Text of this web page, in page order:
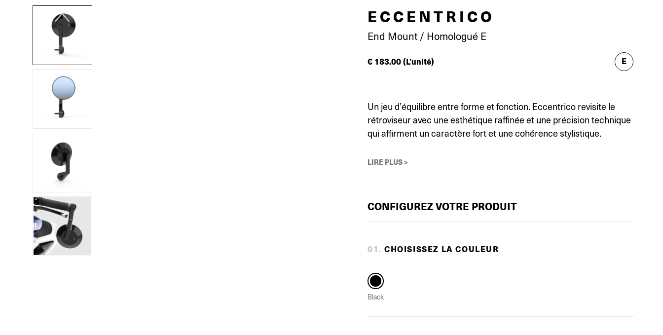
ECCENTRICO
End Mount / Homologué E
€ 183.00(L’unité) E
Un jeu d’équilibre entre forme et fonction. Eccentrico revisite le
rétroviseur avec une esthétique raffinée et une précision technique
qui affirment un caractère fort et une cohérence stylistique.
LIRE PLUS >
CONFIGUREZ VOTRE PRODUIT
01 . CHOISISSEZ LA COULEUR
Black